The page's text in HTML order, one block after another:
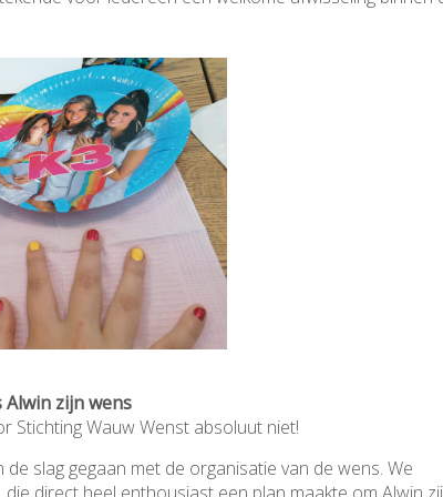
Alwin zijn wens
Stichting Wauw Wenst absoluut niet!
slag gegaan met de organisatie van de wens. We